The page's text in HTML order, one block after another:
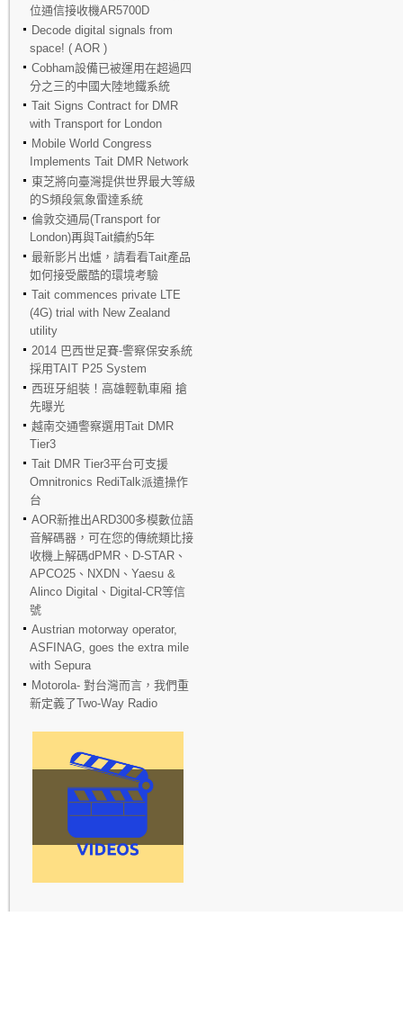
位通信接收機AR5700D
Decode digital signals from
space! ( AOR )
Cobham設備已被運用在超過四
分之三的中國大陸地鐵系統
Tait Signs Contract for DMR
with Transport for London
Mobile World Congress
Implements Tait DMR Network
東芝將向臺灣提供世界最大等級
的S頻段氣象雷達系統
倫敦交通局(Transport for
London)再與Tait續約5年
最新影片出爐，請看看Tait產品
如何接受嚴酷的環境考驗
Tait commences private LTE
(4G) trial with New Zealand
utility
2014 巴西世足賽-警察保安系統
採用TAIT P25 System
西班牙組裝！高雄輕軌車廂 搶
先曝光
越南交通警察選用Tait DMR
Tier3
Tait DMR Tier3平台可支援
Omnitronics RediTalk派遣操作
台
AOR新推出ARD300多模數位語
音解碼器，可在您的傳統類比接
收機上解碼dPMR、D-STAR、
APCO25、NXDN、Yaesu &
Alinco Digital、Digital-CR等信
號
Austrian motorway operator,
ASFINAG, goes the extra mile
with Sepura
Motorola- 對台灣而言，我們重
新定義了Two-Way Radio